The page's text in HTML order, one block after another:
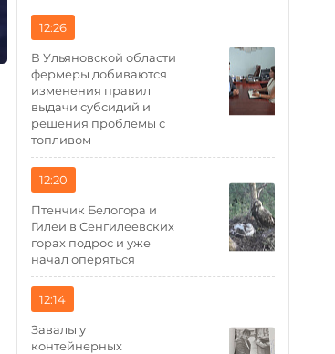
12:26
В Ульяновской области
фермеры добиваются
изменения правил
выдачи субсидий и
решения проблемы с
топливом
12:20
Птенчик Белогора и
Гилеи в Сенгилеевских
горах подрос и уже
начал оперяться
12:14
Завалы у
контейнерных